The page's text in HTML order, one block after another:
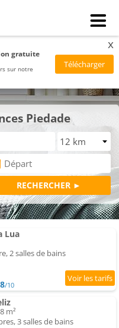
gratuite
sur notre
x
Piedade
Lua
2 salles de bains
/10
m²
3 salles de bains